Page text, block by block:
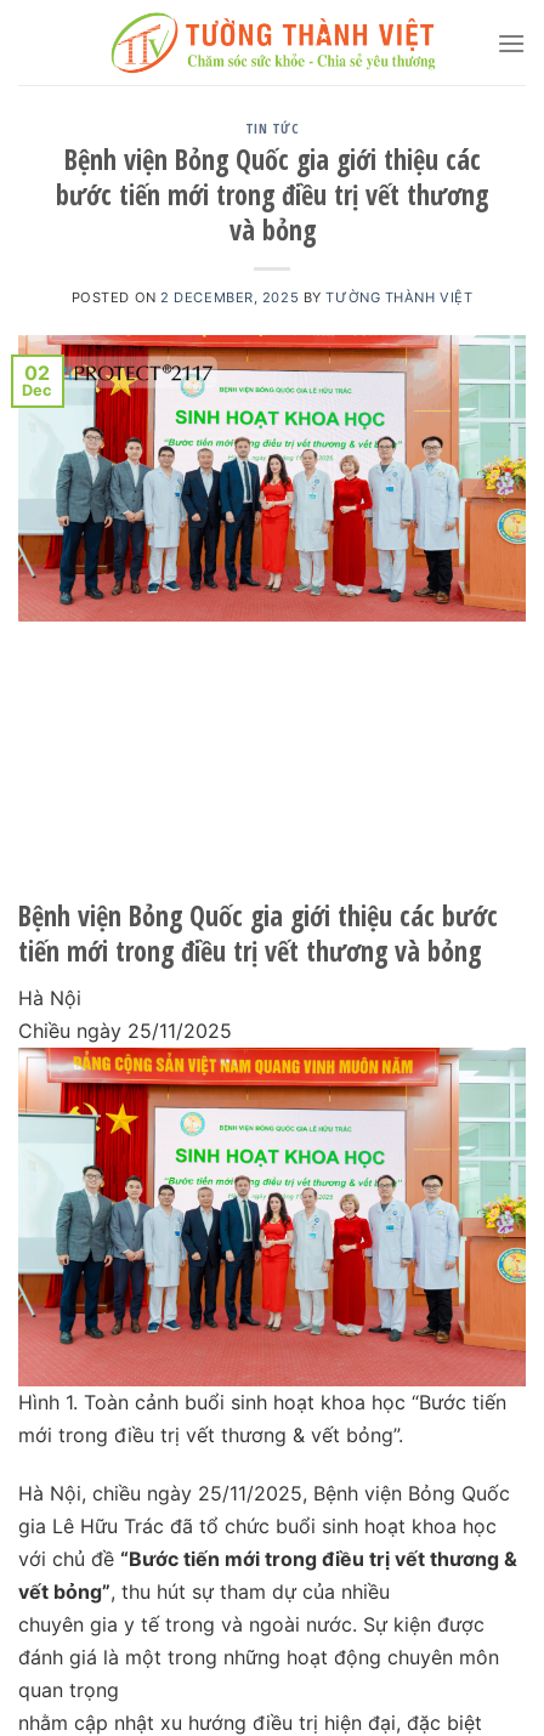
TIN TỨC
Bệnh viện Bỏng Quốc gia giới thiệu các
bước tiến mới trong điều trị vết thương
và bỏng
POSTED ON 2 DECEMBER, 2025 BYTƯỜNG THÀNH VIỆT
02
Dec
Bệnh viện Bỏng Quốc gia giới thiệu các bước
tiến mới trong điều trị vết thương và bỏng
Hà Nội
Chiều ngày 25/11/2025
Hình 1. Toàn cảnh buổi sinh hoạt khoa học “Bước tiến
mới trong điều trị vết thương & vết bỏng”.
Hà Nội, chiều ngày 25/11/2025, Bệnh viện Bỏng Quốc
gia Lê Hữu Trác đã tổ chức buổi sinh hoạt khoa học
với chủ đề “Bước tiến mới trong điều trị vết thương &
vết bỏng”, thu hút sự tham dự của nhiều
chuyên gia y tế trong và ngoài nước. Sự kiện được
đánh giá là một trong những hoạt động chuyên môn
quan trọng
nhằm cập nhật xu hướng điều trị hiện đại, đặc biệt